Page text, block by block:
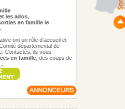
les ados,
en famille le
ont un rôle d’accueil et
départemental de
Contactés, ils vous
en famille , des coups de